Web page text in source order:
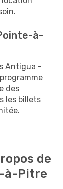
à-
Antigua -
des
les billets
de
à-Pitre